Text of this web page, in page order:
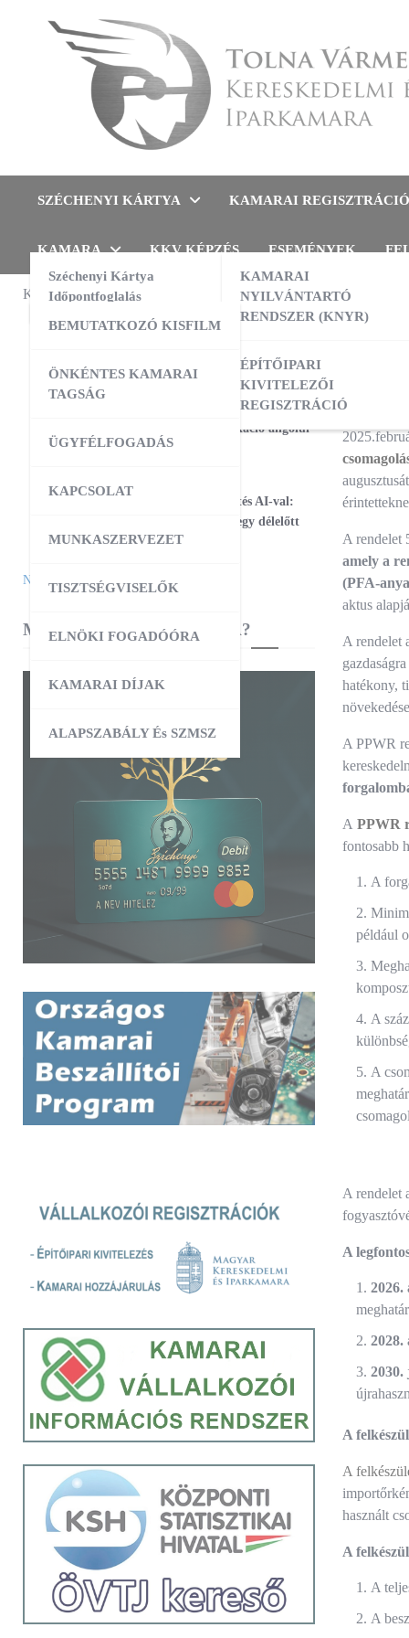
Tolna Vármegyei
SZÉCHENYI KÁRTYA
Széchenyi Kártya
Időpontfoglalás
KAMARAI REGISZTRÁCIÓ
KAMARAI
NYILVÁNTARTÓ
RENDSZER (KNYR)
ÉPÍTŐIPARI
KIVITELEZŐI
REGISZTRÁCIÓ
KAMARA
BEMUTATKOZÓ KISFILM
ÖNKÉNTES KAMARAI
TAGSÁG
ÜGYFÉLFOGADÁS
KAPCSOLAT
MUNKASZERVEZET
TISZTSÉGVISELŐK
ELNÖKI FOGADÓÓRA
KAMARAI DÍJAK
ALAPSZABÁLY És SZMSZ
KKV KÉPZÉS ESEMÉNYEK
A
A rendelet
amely a
(PFA-
aktus
A rendelet
hatékony,
A PPWR
A PPWR
fontosabb
A
például
A
A
A rendelet
A
2026.
2028.
2030.
A
A
használt
A
A
A
KAMARAI ESEMÉNYEK
AI a nyelvtanulás szolgálatában –
gyakorlati workshop
Magabiztos üzleti kommunikáció angolul
– 2 napos workshop
25
Workshop – Facebook hirdetés AI-val:
szövegtől a kész kampányig egy délelőtt
alatt
Naptár megtekintése
MIBEN SEGÍT A KAMARA?